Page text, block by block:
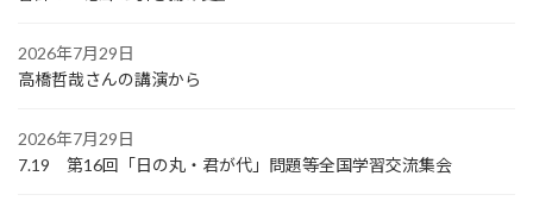
2026年7月29日
高橋哲哉さんの講演から
2026年7月29日
7.19 第16回「日の丸・君が代」問題等全国学習交流集会